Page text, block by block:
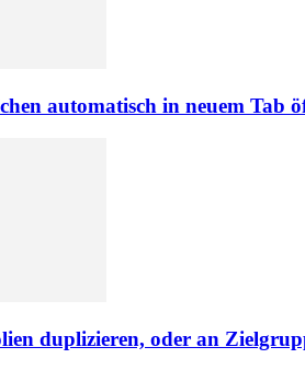
automatisch in neuem Tab
duplizieren, oder an